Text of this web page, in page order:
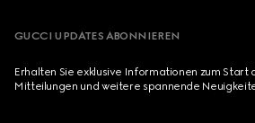
GUCCI UPDATES ABONNIEREN
Erhalten Sie exklusive Informationen zum Start
Mitteilungen und weitere spannende